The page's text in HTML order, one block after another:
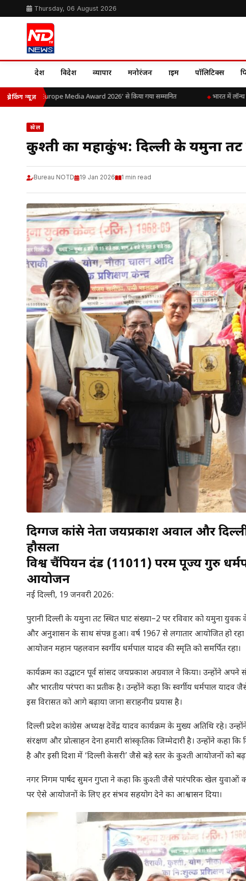
Thursday, 06 August 2026
देश विदेश व्यापार मनोरंजन क्राइम पॉलिटिक्स
ब्रेकिंग न्यूज़
को ‘LIPI Europe Media Award 2026’ से किया गया सम्मानित भारत में लॉन्च
खेल
कुश्ती का महाकुंभ: दिल्ली के यमुना
Bureau NOTD 19 Jan 2026 1 min read
दिग्गज कांग्रेस नेता जयप्रकाश अग्रवाल और
हौसला
विश्व चैंपियन दंड (11011) परम पूज्य गुरु
आयोजन
नई दिल्ली, 19 जनवरी 2026:
पुरानी दिल्ली के यमुना तट स्थित घाट संख्या–2 पर रविवार को यमुना
और अनुशासन के साथ संपन्न हुआ। वर्ष 1967 से लगातार आयोजित हो
आयोजन महान पहलवान स्वर्गीय धर्मपाल यादव की स्मृति को समर्पित रहा।
कार्यक्रम का उद्घाटन पूर्व सांसद जयप्रकाश अग्रवाल ने किया। उन्होंने
और भारतीय परंपरा का प्रतीक है। उन्होंने कहा कि स्वर्गीय धर्मपाल
इस विरासत को आगे बढ़ाया जाना सराहनीय प्रयास है।
दिल्ली प्रदेश कांग्रेस अध्यक्ष देवेंद्र यादव कार्यक्रम के मुख्य अतिथि रहे।
संरक्षण और प्रोत्साहन देना हमारी सांस्कृतिक जिम्मेदारी है। उन्होंने
है और इसी दिशा में ‘दिल्ली केसरी’ जैसे बड़े स्तर के कुश्ती आयोजनों को
नगर निगम पार्षद सुमन गुप्ता ने कहा कि कुश्ती जैसे पारंपरिक खेल
पर ऐसे आयोजनों के लिए हर संभव सहयोग देने का आश्वासन दिया।